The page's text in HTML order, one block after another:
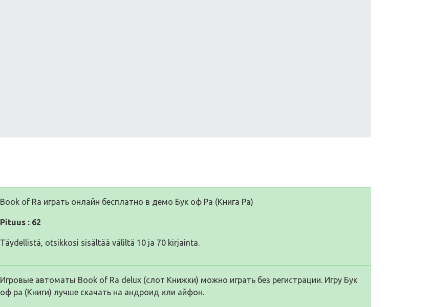
Book of Ra играть онлайн бесплатно в демо Бук оф Ра (Книга Ра)
Pituus : 62
Täydellistä, otsikkosi sisältää väliltä 10 ja 70 kirjainta.
Игровые автоматы Book of Ra delux (слот Книжки) можно играть без регистрации. Игру Бук
оф ра (Книги) лучше скачать на андроид или айфон.